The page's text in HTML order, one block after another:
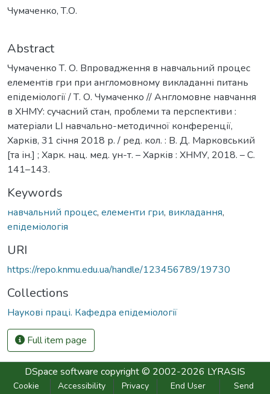
Чумаченко, Т.О.
Abstract
Чумаченко Т. О. Впровадження в навчальний процес
елементів гри при англомовному викладанні питань
епідеміології / Т. О. Чумаченко // Англомовне навчання
в ХНМУ: сучасний стан, проблеми та перспективи :
матеріали LІ навчально-методичної конференції,
Харків, 31 січня 2018 р. / ред. кол. : В. Д. Марковський
[та ін.] ; Харк. нац. мед. ун-т. – Харків : ХНМУ, 2018. – С.
141–143.
Keywords
навчальний процес, елементи гри, викладання,
епідеміологія
URI
https://repo.knmu.edu.ua/handle/123456789/19730
Collections
Наукові праці. Кафедра епідеміології
Full item page
DSpace software copyright © 2002-2026 LYRASIS
Cookie
Accessibility
Privacy
End User
Send